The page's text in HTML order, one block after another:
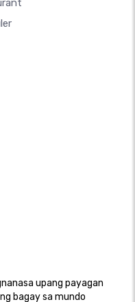
upang payagan
bagay sa mundo